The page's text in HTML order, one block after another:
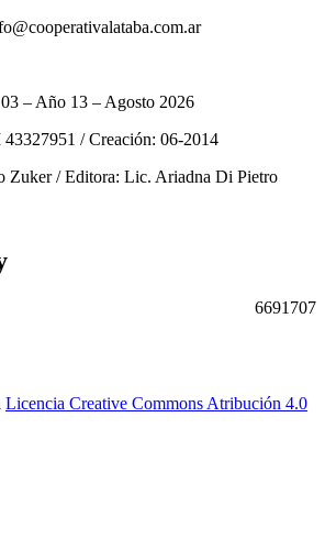
– Año 13 – Agosto 2026
/ Creación: 06-2014
Zuker / Editora: Lic. Ariadna Di Pietro
6691707
Licencia Creative Commons Atribución 4.0